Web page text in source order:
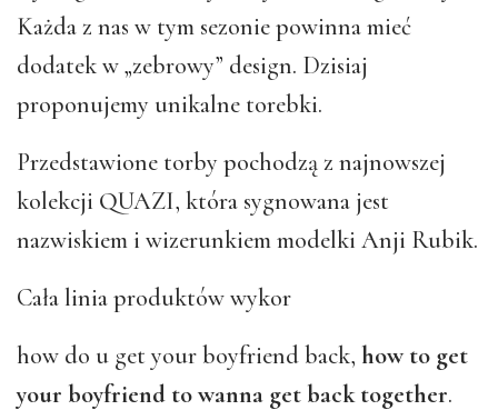
Każda z nas w tym sezonie powinna mieć
dodatek w „zebrowy” design. Dzisiaj
proponujemy unikalne torebki.
Przedstawione torby pochodzą z najnowszej
kolekcji QUAZI, która sygnowana jest
nazwiskiem i wizerunkiem modelki Anji Rubik.
Cała linia produktów wykor
how do u get your boyfriend back, how to get
your boyfriend to wanna get back together.